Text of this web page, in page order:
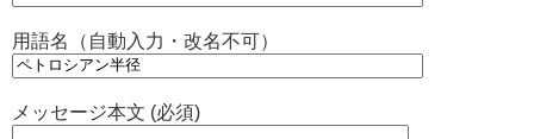
用語名（自動入力・改名不可）
メッセージ本文 (必須)